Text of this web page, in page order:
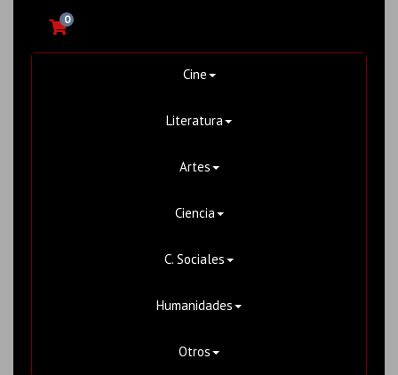
0
Cine
Literatura
Artes
Ciencia
C. Sociales
Humanidades
Otros